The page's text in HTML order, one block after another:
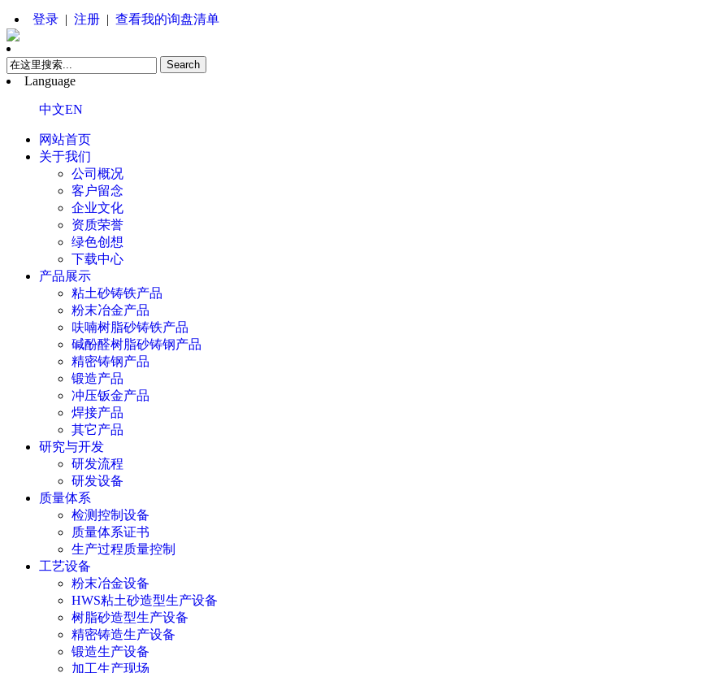
登录 | 注册 | 查看我的询盘清单
Language
中文EN
网站首页
关于我们
公司概况
客户留念
企业文化
资质荣誉
绿色创想
下载中心
产品展示
粘土砂铸铁产品
粉末冶金产品
呋喃树脂砂铸铁产品
碱酚醛树脂砂铸钢产品
精密铸钢产品
锻造产品
冲压钣金产品
焊接产品
其它产品
研究与开发
研发流程
研发设备
质量体系
检测控制设备
质量体系证书
生产过程质量控制
工艺设备
粉末冶金设备
HWS粘土砂造型生产设备
树脂砂造型生产设备
精密铸造生产设备
锻造生产设备
加工生产现场